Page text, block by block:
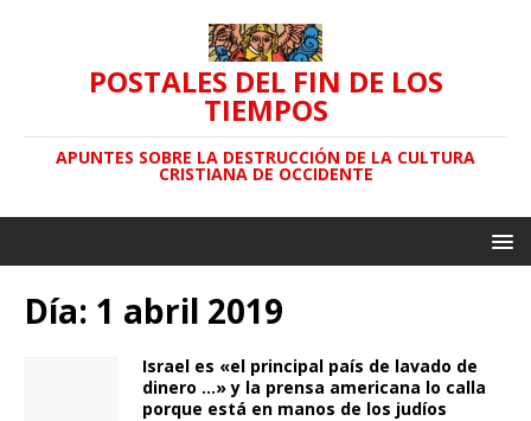
POSTALES DEL FIN DE LOS
TIEMPOS
APUNTES SOBRE LA DESTRUCCIÓN DE LA CULTURA
CRISTIANA DE OCCIDENTE
Día: 1 abril 2019
Israel es «el principal país de lavado de
dinero …» y la prensa americana lo calla
porque está en manos de los judíos